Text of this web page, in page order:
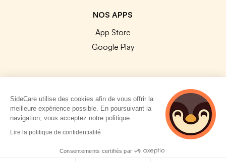
NOS APPS
App Store
Google Play
© 2026 SideCare. Tous droits réservés.
SideCare utilise des cookies afin de vous offrir la
meilleure expérience possible. En poursuivant la
navigation, vous acceptez notre politique.
Lire la politique de confidentialité
Consentements certifiés par
4 personnes
consultent
actuellement cette